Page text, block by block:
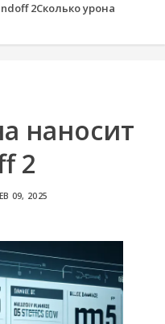
2Сколько урона
наносит
2
09, 2025